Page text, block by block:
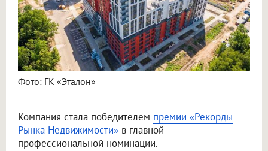
Фото: ГК «Эталон»
Компания стала победителем премии «Рекорды
Рынка Недвижимости» в главной
профессиональной номинации.